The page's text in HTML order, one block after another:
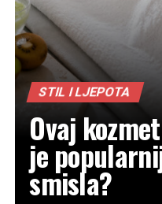
STIL I LJEPOTA
Ovaj
je
smisla?